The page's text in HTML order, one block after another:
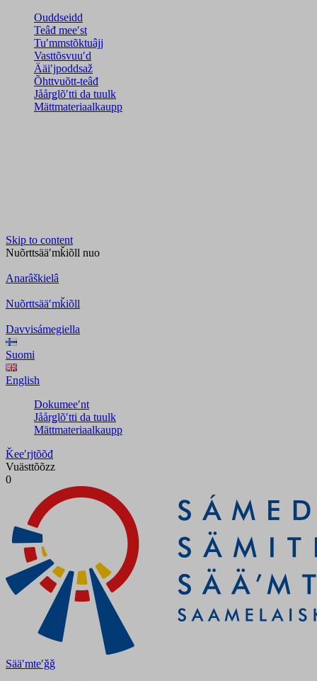
Ouddseidd
Teâđ meeʹst
Tuʹmmstõktuâjj
Vasttõsvuuʹd
Ääiʹjpoddsaž
Õhttvuõtt-teâđ
Jåårǥlõʹtti da tuulk
Mättmateriaalkaupp
Skip to content
Nuõrttsääʹmǩiõll nuo
Anarâškielâ
Nuõrttsääʹmǩiõll
Davvisámegiella
Suomi
English
Dokumeeʹnt
Jåårǥlõʹtti da tuulk
Mättmateriaalkaupp
Ǩeeʹrjtõõđ
Vuästtõõzz
0
Sääʹmteʹǧǧ